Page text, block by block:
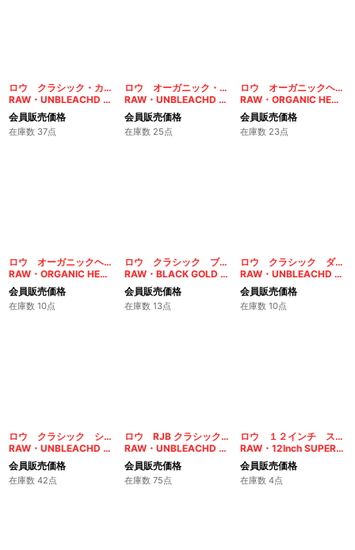
ロウ クラシック・カットコーナー シングル
RAW・UNBLEACHD cut corners HEMP SINGLE
会員販売価格
在庫数 37点
ロウ オーガニック・カットコーナー シングル
RAW・UNBLEACHD cut corners HEMP SINGLE
会員販売価格
在庫数 25点
ロウ オーガニックヘンプ シングル
RAW・ORGANIC HEMP SINGLE
会員販売価格
在庫数 23点
ロウ オーガニックヘンプ ダブル
RAW・ORGANIC HEMP DOUBLE
会員販売価格
在庫数 10点
ロウ クラシック ブラックゴールド ダブル
RAW・BLACK GOLD DOUBLE
会員販売価格
在庫数 13点
ロウ クラシック ダブル
RAW・UNBLEACHD HEMP DOUBLE
会員販売価格
在庫数 10点
ロウ クラシック シングル
RAW・UNBLEACHD HEMP SINGLE
会員販売価格
在庫数 42点
ロウ RJB クラシック シングル
RAW・UNBLEACHD HEMP SINGLE
会員販売価格
在庫数 75点
ロウ １２インチ スーパーナチュラル
RAW・12Inch SUPER NATURAL PAPER
会員販売価格
在庫数 4点